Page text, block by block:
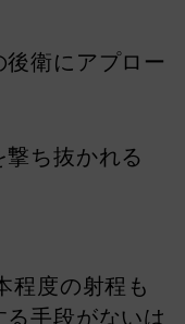
後衛にアプロー
撃ち抜かれる
程度の射程も
手段がないは